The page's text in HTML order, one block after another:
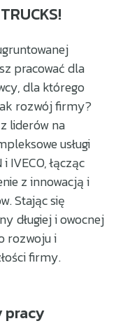
pracować dla
dla którego
rozwój firmy?
liderów na
usługi
IVECO, łącząc
z innowacją i
Stając się
długiej i owocnej
rozwoju i
firmy.